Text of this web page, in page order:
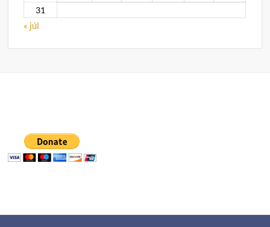
31
« júl